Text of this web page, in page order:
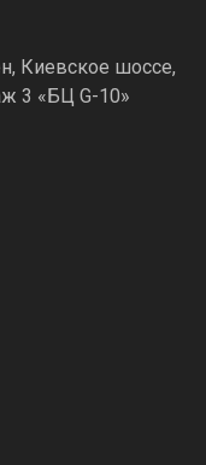
Киевское шоссе,
3 «БЦ G-10»